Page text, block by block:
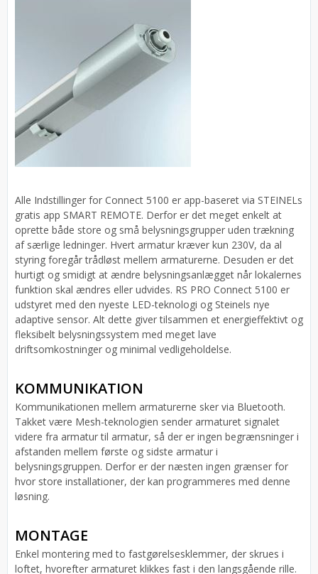
Alle Indstillinger for Connect 5100 er app-baseret via STEINELs
gratis app SMART REMOTE. Derfor er det meget enkelt at
oprette både store og små belysningsgrupper uden trækning
af særlige ledninger. Hvert armatur kræver kun 230V, da al
styring foregår trådløst mellem armaturerne. Desuden er det
hurtigt og smidigt at ændre belysningsanlægget når lokalernes
funktion skal ændres eller udvides. RS PRO Connect 5100 er
udstyret med den nyeste LED-teknologi og Steinels nye
adaptive sensor. Alt dette giver tilsammen et energieffektivt og
fleksibelt belysningssystem med meget lave
driftsomkostninger og minimal vedligeholdelse.
KOMMUNIKATION
Kommunikationen mellem armaturerne sker via Bluetooth.
Takket være Mesh-teknologien sender armaturet signalet
videre fra armatur til armatur, så der er ingen begrænsninger i
afstanden mellem første og sidste armatur i
belysningsgruppen. Derfor er der næsten ingen grænser for
hvor store installationer, der kan programmeres med denne
løsning.
MONTAGE
Enkel montering med to fastgørelsesklemmer, der skrues i
loftet, hvorefter armaturet klikkes fast i den langsgående rille.